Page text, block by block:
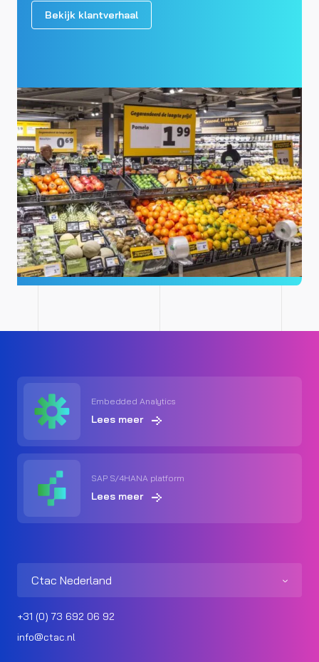
Bekijk klantverhaal
Embedded Analytics
Lees meer
SAP S/4HANA platform
Lees meer
Ctac Nederland
+31 (0) 73 692 06 92
info@ctac.nl